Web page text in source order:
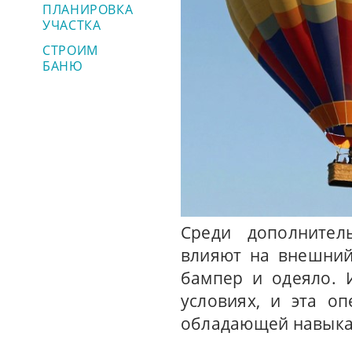
ПЛАНИРОВКА
УЧАСТКА
СТРОИМ
БАНЮ
Среди
влияют на
бампер и одеяло.
условиях, и эта
обладающей